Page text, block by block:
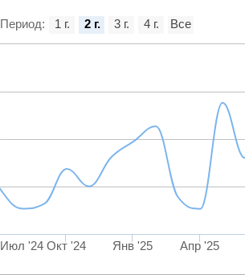
Период:
Июл '24 Окт '24 Янв '25 Апр '25
1 г. 2 г. 3 г. 4 г. Все